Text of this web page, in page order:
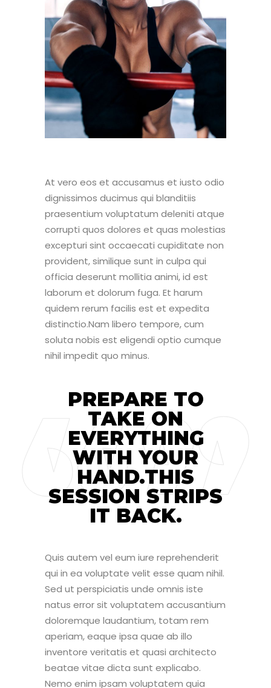
At vero eos et accusamus et iusto odio
dignissimos ducimus qui blanditiis
praesentium voluptatum deleniti atque
corrupti quos dolores et quas molestias
excepturi sint occaecati cupiditate non
provident, similique sunt in culpa qui
officia deserunt mollitia animi, id est
laborum et dolorum fuga. Et harum
quidem rerum facilis est et expedita
distinctio.Nam libero tempore, cum
soluta nobis est eligendi optio cumque
nihil impedit quo minus.
PREPARE TO
TAKE ON
EVERYTHING
WITH YOUR
HAND.THIS
SESSION STRIPS
IT BACK.
Quis autem vel eum iure reprehenderit
qui in ea voluptate velit esse quam nihil.
Sed ut perspiciatis unde omnis iste
natus error sit voluptatem accusantium
doloremque laudantium, totam rem
aperiam, eaque ipsa quae ab illo
inventore veritatis et quasi architecto
beatae vitae dicta sunt explicabo.
Nemo enim ipsam voluptatem quia